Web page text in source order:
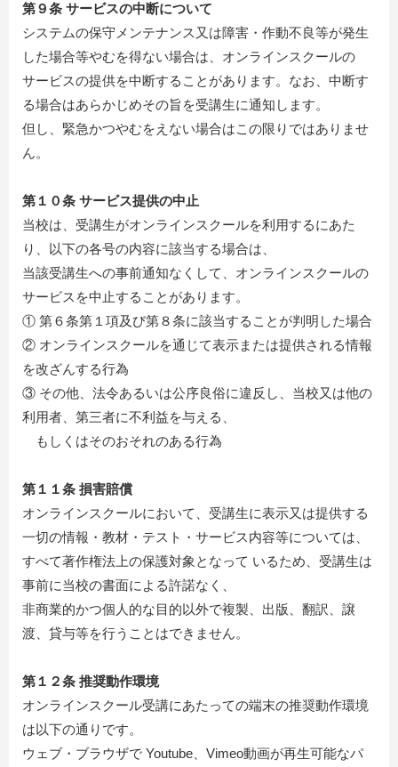
第９条 サービスの中断について
システムの保守メンテナンス又は障害・作動不良等が発生
した場合等やむを得ない場合は、オンラインスクールの
サービスの提供を中断することがあります。なお、中断す
る場合はあらかじめその旨を受講生に通知します。
但し、緊急かつやむをえない場合はこの限りではありませ
ん。
第１０条 サービス提供の中止
当校は、受講生がオンラインスクールを利用するにあた
り、以下の各号の内容に該当する場合は、
当該受講生への事前通知なくして、オンラインスクールの
サービスを中止することがあります。
① 第６条第１項及び第８条に該当することが判明した場合
② オンラインスクールを通じて表示または提供される情報
を改ざんする行為
③ その他、法令あるいは公序良俗に違反し、当校又は他の
利用者、第三者に不利益を与える、
もしくはそのおそれのある行為
第１１条 損害賠償
オンラインスクールにおいて、受講生に表示又は提供する
一切の情報・教材・テスト・サービス内容等については、
すべて著作権法上の保護対象となって いるため、受講生は
事前に当校の書面による許諾なく、
非商業的かつ個人的な目的以外で複製、出版、翻訳、譲
渡、貸与等を行うことはできません。
第１２条 推奨動作環境
オンラインスクール受講にあたっての端末の推奨動作環境
は以下の通りです。
ウェブ・ブラウザで Youtube、Vimeo動画が再生可能なパ